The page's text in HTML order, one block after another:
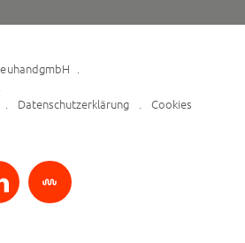
Datenschutzerklärung Cookies